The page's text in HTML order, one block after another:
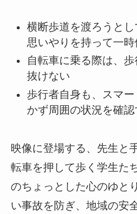
横断歩道を渡ろうとし
思いやりを持って一時
自転車に乗る際は、
抜けない
歩行者自身も、スマ
かず周囲の状況を確認
映像に登場する、先生と
転車を押して歩く学生た
のちょっとした心のゆと
い事故を防ぎ、地域の安